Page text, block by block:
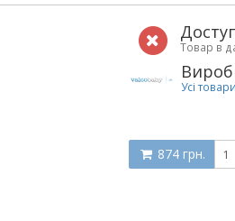
Товар в
Усі товари
874 грн.